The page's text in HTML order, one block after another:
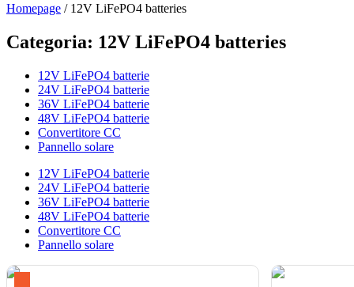
Homepage / 12V LiFePO4 batteries
Categoria: 12V LiFePO4 batteries
12V LiFePO4 batterie
24V LiFePO4 batterie
36V LiFePO4 batterie
48V LiFePO4 batterie
Convertitore CC
Pannello solare
12V LiFePO4 batterie
24V LiFePO4 batterie
36V LiFePO4 batterie
48V LiFePO4 batterie
Convertitore CC
Pannello solare